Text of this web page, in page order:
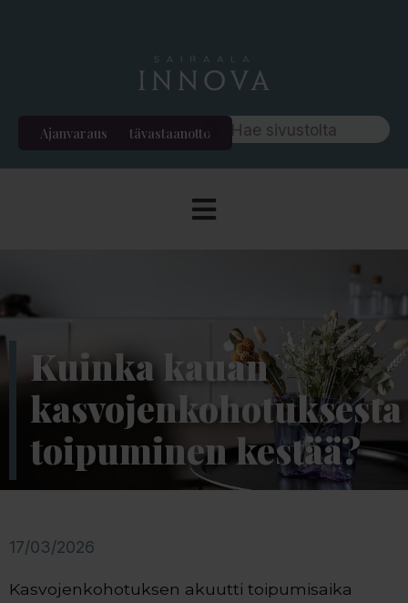
Etävastaanotto
Ajanvaraus
Kuinka kauan
kasvojenkohotuksesta
toipuminen kestää?
17/03/2026
Kasvojenkohotuksen akuutti toipumisaika